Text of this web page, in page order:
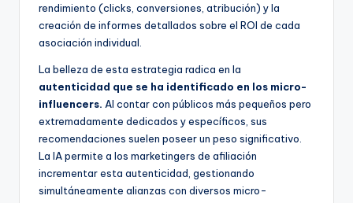
rendimiento (clicks, conversiones, atribución) y la
creación de informes detallados sobre el ROI de cada
asociación individual.
La belleza de esta estrategia radica en la
autenticidad que se ha identificado en los micro-
influencers. Al contar con públicos más pequeños pero
extremadamente dedicados y específicos, sus
recomendaciones suelen poseer un peso significativo.
La IA permite a los marketingers de afiliación
incrementar esta autenticidad, gestionando
simultáneamente alianzas con diversos micro-